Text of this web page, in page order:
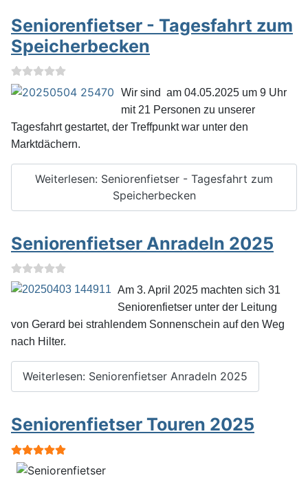
Seniorenfietser - Tagesfahrt zum
Speicherbecken
Wir sind am 04.05.2025 um 9 Uhr
mit 21 Personen zu unserer
Tagesfahrt gestartet, der Treffpunkt war unter den
Marktdächern.
Weiterlesen: Seniorenfietser - Tagesfahrt zum
Speicherbecken
Seniorenfietser Anradeln 2025
Am 3. April 2025 machten sich 31
Seniorenfietser unter der Leitung
von Gerard bei strahlendem Sonnenschein auf den Weg
nach Hilter.
Weiterlesen: Seniorenfietser Anradeln 2025
Seniorenfietser Touren 2025
Bewertung: